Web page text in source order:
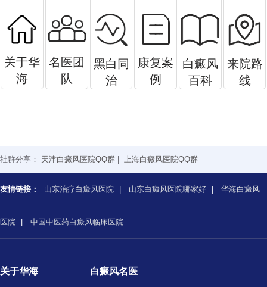
关于华
海
名医团
队
黑白同
治
康复案
例
白癜风
百科
来院路
线
社群分享： 天津白癜风医院QQ群 上海白癜风医院QQ群
友情链接： 山东治疗白癜风医院 山东白癜风医院哪家好 华海白癜风
医院 中国中医药白癜风临床医院
关于华海 白癜风名医